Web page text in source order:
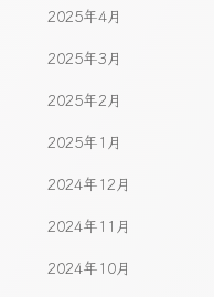
2025年4月
2025年3月
2025年2月
2025年1月
2024年12月
2024年11月
2024年10月